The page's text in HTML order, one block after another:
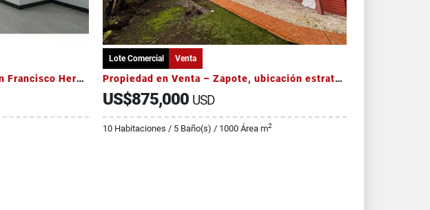
Alquiler de Apartamento en San Francisco Heredia
Lote Comercial Venta
Propiedad en Venta – Zapote, ubicación estratégica comercial
US$875,000 USD
10 Habitaciones / 5 Baño(s) / 1000 Área m2